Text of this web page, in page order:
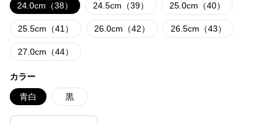
24.0cm（38） 24.5cm（39） 25.0cm（40）
25.5cm（41） 26.0cm（42） 26.5cm（43）
27.0cm（44）
カラー
青白 黒